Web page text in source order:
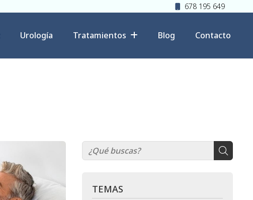
678 195 649
Urología Tratamientos Blog Contacto
TEMAS